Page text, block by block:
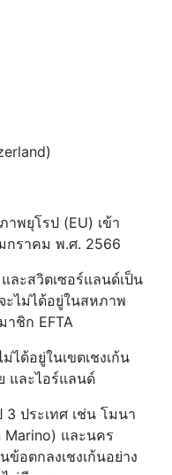
าพยุโรป (EU) เข้า
กราคม พ.ศ. 2566
ละสวิตเซอร์แลนด์เป็น
ะไม่ได้อยู่ในสหภาพ
าชิก EFTA
ด้อยู่ในเขตเชงเก้น
และไอร์แลนด์
3 ประเทศ เช่น โมนา
และนคร
อตกลงเชงเก้นอย่าง